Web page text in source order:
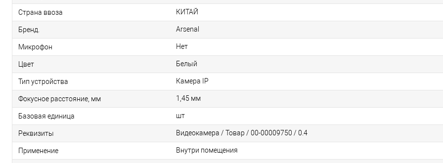
Страна ввоза КИТАЙ
Бренд. Arsenal
Микрофон Нет
Цвет Белый
Тип устройства Камера IP
Фокусное расстояние, мм 1,45 мм
Базовая единица шт
Реквизиты Видеокамера / Товар / 00-00009750 / 0.4
Применение Внутри помещения